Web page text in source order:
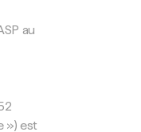
au
») est